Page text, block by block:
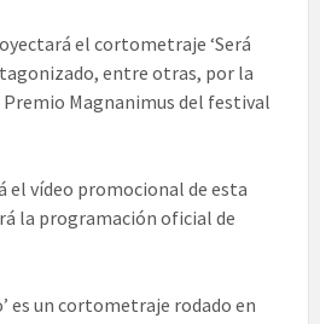
el cortometraje ‘Será
entre otras, por la
Magnanimus del festival
el vídeo promocional de esta
la programación oficial de
es un cortometraje rodado en